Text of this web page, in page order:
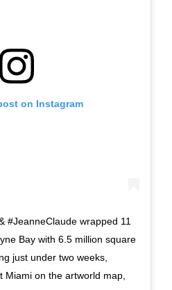
on Instagram
#JeanneClaude wrapped 11
Bay with 6.5 million square
just under two weeks,
Miami on the artworld map,